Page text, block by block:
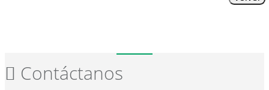
Contáctanos